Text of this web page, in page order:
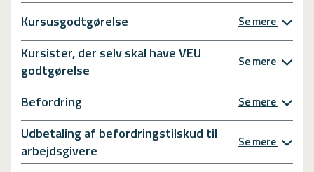
Kursusgodtgørelse Se mere
Kursister, der selv skal have VEU
godtgørelse
Se mere
Befordring Se mere
Udbetaling af befordringstilskud til
arbejdsgivere
Se mere